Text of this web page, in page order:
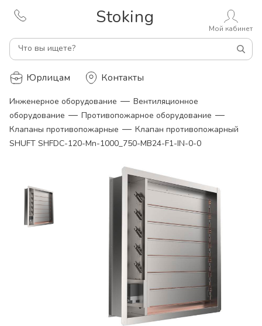
Stoking
Что вы ищете?
Мой кабинет
Юрлицам Контакты
Инженерное оборудование — Вентиляционное
оборудование — Противопожарное оборудование —
Клапаны противопожарные — Клапан противопожарный
SHUFT SHFDC-120-Mn-1000_750-MB24-F1-IN-0-0